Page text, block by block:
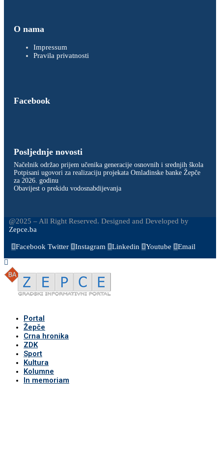
O nama
Impressum
Pravila privatnosti
Facebook
Posljednje novosti
Načelnik održao prijem učenika generacije osnovnih i srednjih škola
Potpisani ugovori za realizaciju projekata Omladinske banke Žepče
za 2026. godinu
Obavijest o prekidu vodosnabdijevanja
@2025 – All Right Reserved. Designed and Developed by
Zepce.ba
Facebook Twitter Instagram Linkedin Youtube Email
Portal
Žepče
Crna hronika
ZDK
Sport
Kultura
Kolumne
In memoriam